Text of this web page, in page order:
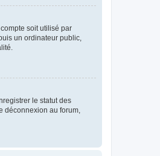
soit utilisé par
un ordinateur public,
le statut des
déconnexion au forum,